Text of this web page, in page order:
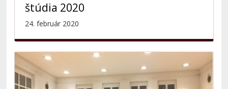
štúdia 2020
24. február 2020